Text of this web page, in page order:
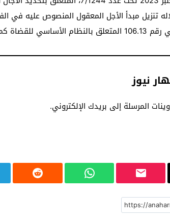
نيوز
المرسلة إلى بريدك الإلكتروني.